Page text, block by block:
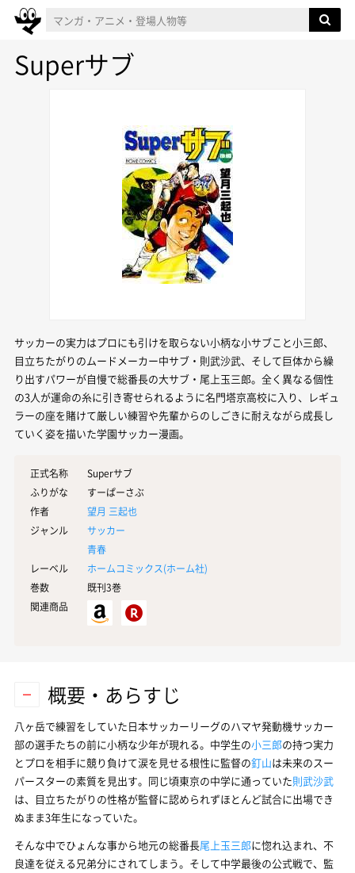
Superサブ
サッカーの実力はプロにも引けを取らない小柄な小サブこと小三郎、
目立ちたがりのムードメーカー中サブ・則武沙武、そして巨体から繰
り出すパワーが自慢で総番長の大サブ・尾上玉三郎。全く異なる個性
の3人が運命の糸に引き寄せられるように名門塔京高校に入り、レギュ
ラーの座を賭けて厳しい練習や先輩からのしごきに耐えながら成長し
ていく姿を描いた学園サッカー漫画。
正式名称
Superサブ
ふりがな
すーぱーさぶ
作者
望月 三起也
ジャンル
サッカー
青春
レーベル
ホームコミックス(ホーム社)
巻数
既刊3巻
関連商品
概要・あらすじ
八ヶ岳で練習をしていた日本サッカーリーグのハマヤ発動機サッカー
部の選手たちの前に小柄な少年が現れる。中学生の小三郎の持つ実力
とプロを相手に競り負けて涙を見せる根性に監督の釘山は未来のスー
パースターの素質を見出す。同じ頃東京の中学に通っていた則武沙武
は、目立ちたがりの性格が監督に認められずほとんど試合に出場でき
ぬまま3年生になっていた。
そんな中でひょんな事から地元の総番長尾上玉三郎に惚れ込まれ、不
良達を従える兄弟分にされてしまう。そして中学最後の公式戦で、監